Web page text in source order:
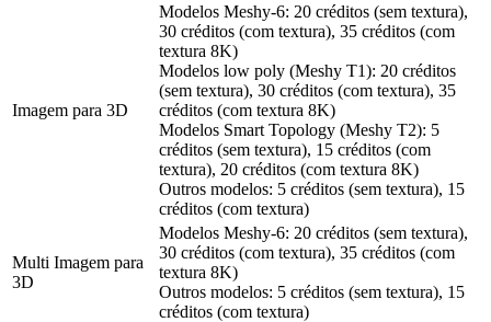
Imagem para 3D
Modelos Meshy-6: 20 créditos (sem textura),
30 créditos (com textura), 35 créditos (com
textura 8K)
Modelos low poly (Meshy T1): 20 créditos
(sem textura), 30 créditos (com textura), 35
créditos (com textura 8K)
Modelos Smart Topology (Meshy T2): 5
créditos (sem textura), 15 créditos (com
textura), 20 créditos (com textura 8K)
Outros modelos: 5 créditos (sem textura), 15
créditos (com textura)
Multi Imagem para
3D
Modelos Meshy-6: 20 créditos (sem textura),
30 créditos (com textura), 35 créditos (com
textura 8K)
Outros modelos: 5 créditos (sem textura), 15
créditos (com textura)